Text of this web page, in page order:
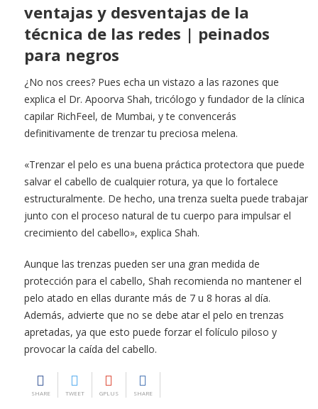
ventajas y desventajas de la
técnica de las redes | peinados
para negros
¿No nos crees? Pues echa un vistazo a las razones que
explica el Dr. Apoorva Shah, tricólogo y fundador de la clínica
capilar RichFeel, de Mumbai, y te convencerás
definitivamente de trenzar tu preciosa melena.
«Trenzar el pelo es una buena práctica protectora que puede
salvar el cabello de cualquier rotura, ya que lo fortalece
estructuralmente. De hecho, una trenza suelta puede trabajar
junto con el proceso natural de tu cuerpo para impulsar el
crecimiento del cabello», explica Shah.
Aunque las trenzas pueden ser una gran medida de
protección para el cabello, Shah recomienda no mantener el
pelo atado en ellas durante más de 7 u 8 horas al día.
Además, advierte que no se debe atar el pelo en trenzas
apretadas, ya que esto puede forzar el folículo piloso y
provocar la caída del cabello.
SHARE TWEET GPLUS SHARE